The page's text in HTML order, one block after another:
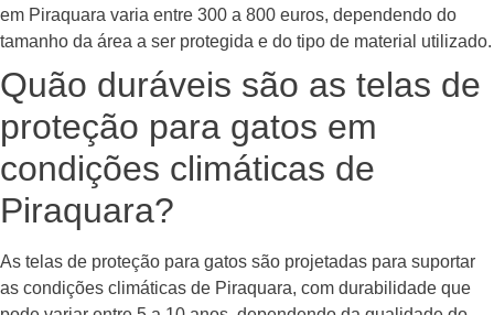
em Piraquara varia entre 300 a 800 euros, dependendo do
tamanho da área a ser protegida e do tipo de material utilizado.
Quão duráveis são as telas de
proteção para gatos em
condições climáticas de
Piraquara?
As telas de proteção para gatos são projetadas para suportar
as condições climáticas de Piraquara, com durabilidade que